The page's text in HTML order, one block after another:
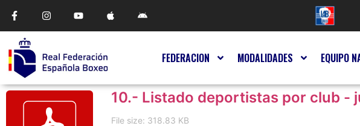
FEDERACION MODALIDADES EQUIPO
10.- Listado deportistas por club -
File size: 318.83 KB